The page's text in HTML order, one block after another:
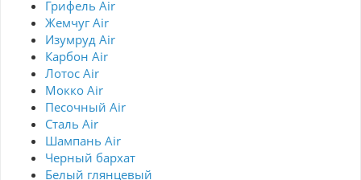
Грифель Air
Жемчуг Air
Изумруд Air
Карбон Air
Лотос Air
Мокко Air
Песочный Air
Сталь Air
Шампань Air
Черный бархат
Белый глянцевый